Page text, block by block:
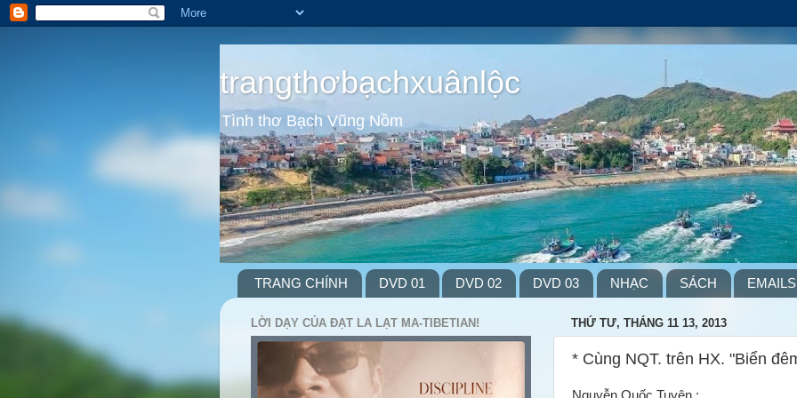
trangthơbạchxuânlộc
Tình thơ Bạch Vũng Nồm
TRANG CHÍNH DVD 01 DVD 02 DVD 03 NHẠC SÁCH EMAILS
THỨ TƯ, THÁNG 11 13, 2013
* Cùng NQT. trên HX. "Biển
LỜI DẠY CỦA ĐẠT LA LẠT MA-TIBETIAN!